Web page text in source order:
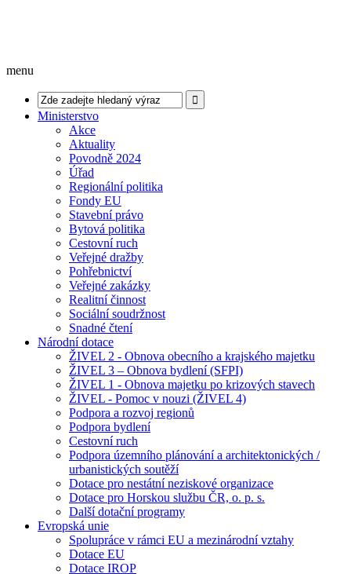
menu
Ministerstvo
Akce
Aktuality
Povodně 2024
Úřad
Regionální politika
Fondy EU
Stavební právo
Bytová politika
Cestovní ruch
Veřejné dražby
Pohřebnictví
Veřejné zakázky
Realitní činnost
Sociální soudržnost
Snadné čtení
Národní dotace
ŽIVEL 2 - Obnova obecního a krajského majetku
ŽIVEL 3 – Obnova bydlení (SFPI)
ŽIVEL 1 - Obnova majetku po krizových stavech
ŽIVEL - Pomoc v nouzi (ŽIVEL 4)
Podpora a rozvoj regionů
Podpora bydlení
Cestovní ruch
Podpora územního plánování a architektonických /
urbanistických soutěží
Dotace pro nestátní neziskové organizace
Dotace pro Horskou službu ČR, o. p. s.
Další dotační programy
Evropská unie
Spolupráce v rámci EU a mezinárodní vztahy
Dotace EU
Dotace IROP